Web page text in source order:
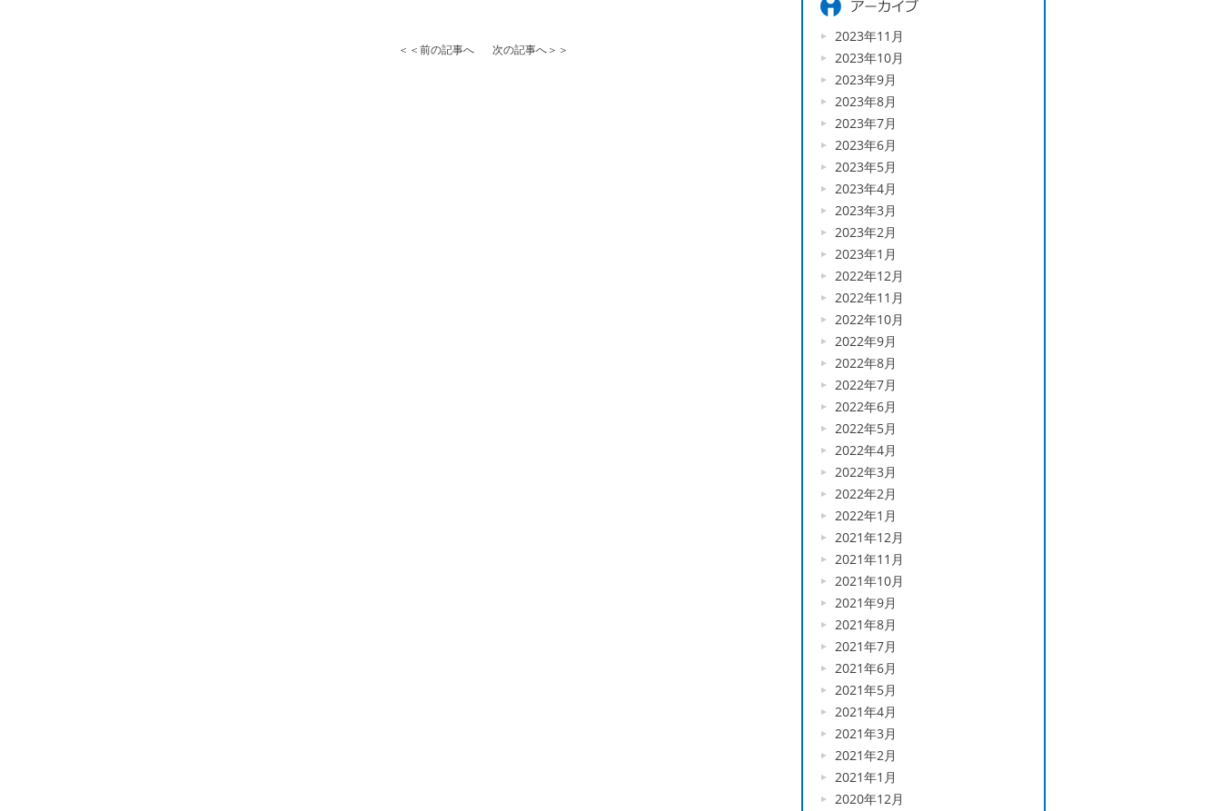
＜＜前の記事へ 次の記事へ＞＞
2023年11月
2023年10月
2023年9月
2023年8月
2023年7月
2023年6月
2023年5月
2023年4月
2023年3月
2023年2月
2023年1月
2022年12月
2022年11月
2022年10月
2022年9月
2022年8月
2022年7月
2022年6月
2022年5月
2022年4月
2022年3月
2022年2月
2022年1月
2021年12月
2021年11月
2021年10月
2021年9月
2021年8月
2021年7月
2021年6月
2021年5月
2021年4月
2021年3月
2021年2月
2021年1月
2020年12月